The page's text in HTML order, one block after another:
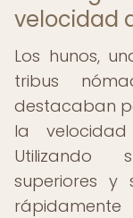
velocidad
Los hunos,
tribus
destacaban
la
Utilizando
superiores y